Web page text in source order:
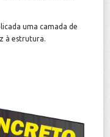
uma camada de
à estrutura.